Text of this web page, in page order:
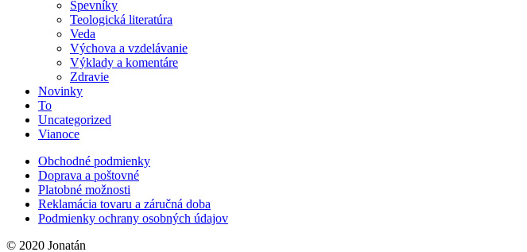
Spevníky
Teologická literatúra
Veda
Výchova a vzdelávanie
Výklady a komentáre
Zdravie
Novinky
To
Uncategorized
Vianoce
Obchodné podmienky
Doprava a poštovné
Platobné možnosti
Reklamácia tovaru a záručná doba
Podmienky ochrany osobných údajov
© 2020 Jonatán